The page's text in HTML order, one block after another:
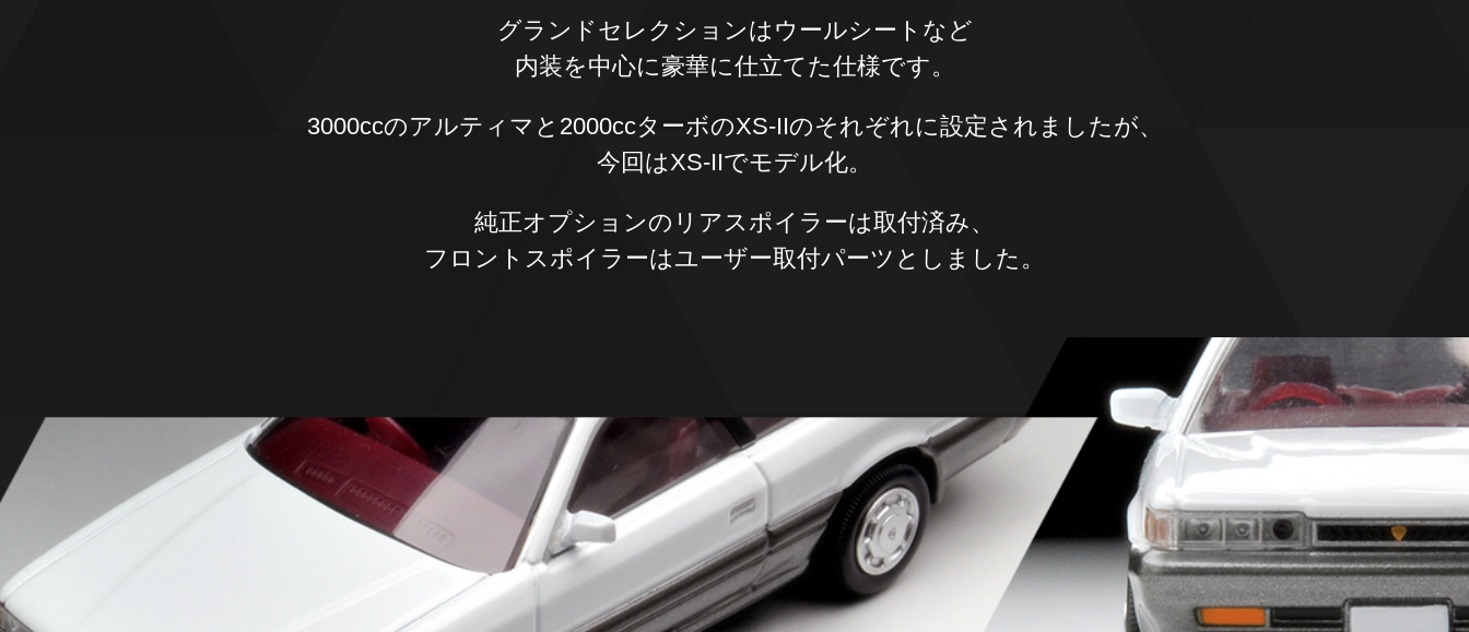
グランドセレクションはウールシートなど
内装を中心に豪華に仕立てた仕様です。
3000ccのアルティマと 2000ccターボのXS-IIのそれぞれに設定されましたが、
今回はXS-IIでモデル化。
純正オプションの リアスポイラーは取付済み、
フロントスポイラーはユーザー取付パーツとしました。